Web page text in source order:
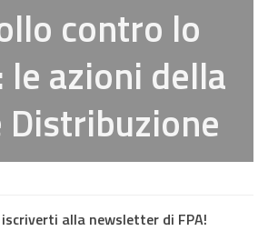
contro lo
le azioni della
Distribuzione
alla newsletter di FPA!